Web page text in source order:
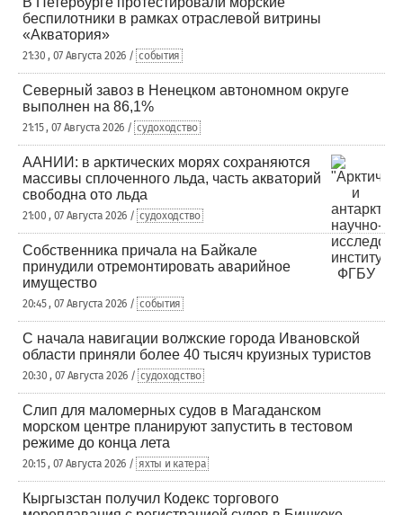
беспилотники в рамках отраслевой витрины
«Акватория»
21:30 , 07 Августа 2026 / события
Северный завоз в Ненецком автономном округе
выполнен на 86,1%
21:15 , 07 Августа 2026 / судоходство
ААНИИ: в арктических морях сохраняются
массивы сплоченного льда, часть акваторий
свободна ото льда
21:00 , 07 Августа 2026 / судоходство
Собственника причала на Байкале
принудили отремонтировать аварийное
имущество
20:45 , 07 Августа 2026 / события
С начала навигации волжские города Ивановской
области приняли более 40 тысяч круизных туристов
20:30 , 07 Августа 2026 / судоходство
Слип для маломерных судов в Магаданском
морском центре планируют запустить в тестовом
режиме до конца лета
20:15 , 07 Августа 2026 / яхты и катера
Кыргызстан получил Кодекс торгового